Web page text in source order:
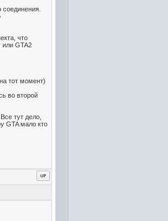
что
или GTA2
тот момент)
во второй
тут дело,
GTA мало кто